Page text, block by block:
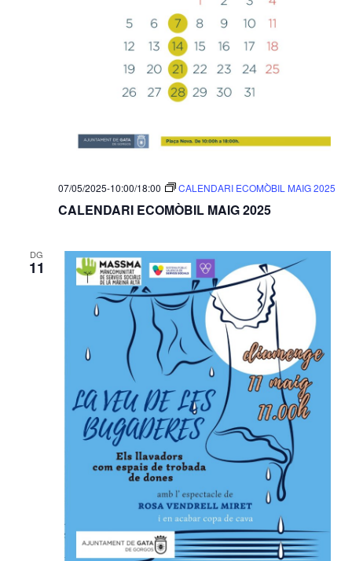
CALENDARI ECOMÒBIL MAIG 2025
07/05/2025-10:00/18:00 CALENDARI ECOMÒBIL MAIG 2025
DG
11